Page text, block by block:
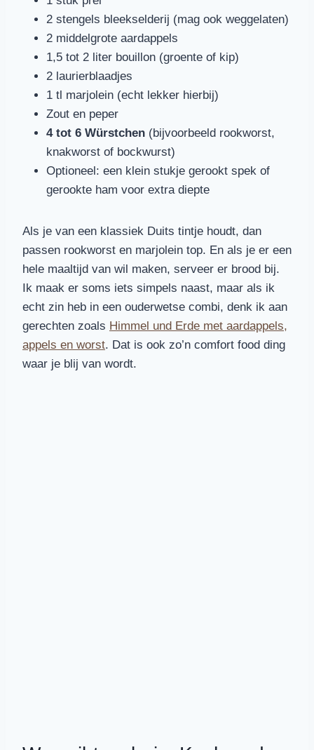
2 stengels bleekselderij (mag ook weggelaten)
2 middelgrote aardappels
1,5 tot 2 liter bouillon (groente of kip)
2 laurierblaadjes
1 tl marjolein (echt lekker hierbij)
Zout en peper
4 tot 6 Würstchen (bijvoorbeeld rookworst,
knakworst of bockwurst)
Optioneel: een klein stukje gerookt spek of
gerookte ham voor extra diepte
Als je van een klassiek Duits tintje houdt, dan
passen rookworst en marjolein top. En als je er een
hele maaltijd van wil maken, serveer er brood bij.
Ik maak er soms iets simpels naast, maar als ik
echt zin heb in een ouderwetse combi, denk ik aan
gerechten zoals Himmel und Erde met aardappels,
appels en worst. Dat is ook zo’n comfort food ding
waar je blij van wordt.